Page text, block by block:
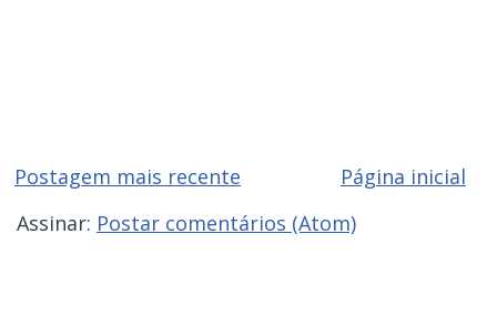
Postagem mais recente
Página inicial
Assinar: Postar comentários (Atom)